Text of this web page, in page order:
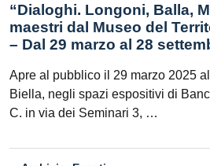
“Dialoghi. Longoni, Balla,
maestri dal Museo del
– Dal 29 marzo al 28
Apre al pubblico il 29 marzo 2025
Biella, negli spazi espositivi di
C. in via dei Seminari 3, …